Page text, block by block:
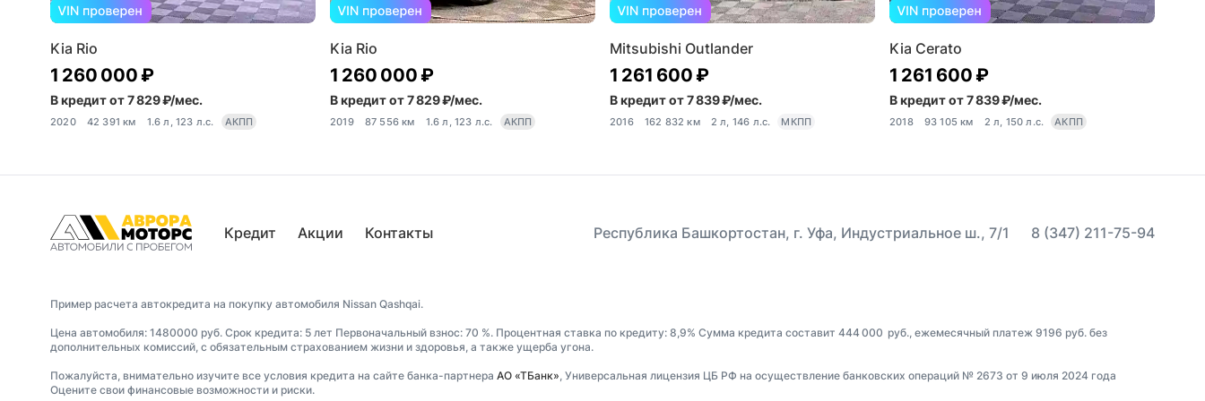
Kia Rio
1 260 000 ₽
В кредит от 7 829 ₽/мес.
2020 42 391 км 1.6 л, 123 л.с. АКПП
Kia Rio
1 260 000 ₽
В кредит от 7 829 ₽/мес.
2019 87 556 км 1.6 л, 123 л.с. АКПП
Mitsubishi Outlander
1 261 600 ₽
В кредит от 7 839 ₽/мес.
2016 162 832 км 2 л, 146 л.с. МКПП
Kia Cerato
1 261 600 ₽
В кредит от 7 839 ₽/мес.
2018 93 105 км 2 л, 150 л.с. АКПП
Кредит Акции Контакты Республика Башкортостан, г. Уфа, Индустриальное ш., 7/1 8 (347) 211-75-94
Пример расчета автокредита на покупку автомобиля Nissan Qashqai.
Цена автомобиля: 1480000 руб. Срок кредита: 5 лет Первоначальный взнос: 70 %. Процентная ставка по кредиту: 8,9% Сумма кредита составит 444 000 руб., ежемесячный платеж 9196 руб. без
дополнительных комиссий, с обязательным страхованием жизни и здоровья, а также ущерба угона.
Пожалуйста, внимательно изучите все условия кредита на сайте банка-партнера АО «ТБанк» , Универсальная лицензия ЦБ РФ на осуществление банковских операций № 2673 от 9 июля 2024 года
Оцените свои финансовые возможности и риски.